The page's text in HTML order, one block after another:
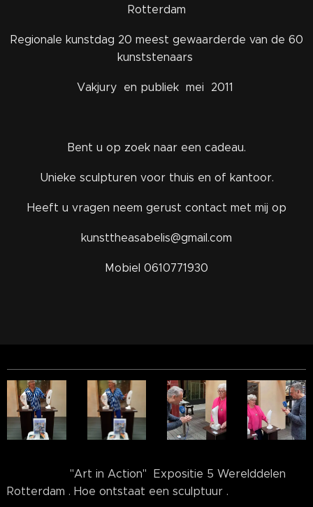
Rotterdam
Regionale kunstdag 20 meest gewaarderde van de 60
kunststenaars
Vakjury en publiek mei 2011
Bent u op zoek naar een cadeau.
Unieke sculpturen voor thuis en of kantoor.
Heeft u vragen neem gerust contact met mij op
kunsttheasabelis@gmail.com
Mobiel 0610771930
''Art in Action" Expositie 5 Werelddelen
Rotterdam . Hoe ontstaat een sculptuur .